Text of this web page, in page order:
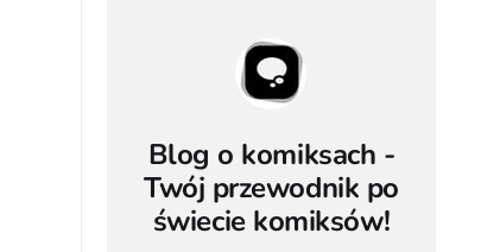
Blog o komiksach -
Twój przewodnik po
świecie komiksów!